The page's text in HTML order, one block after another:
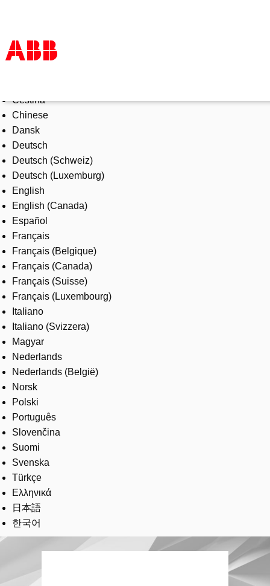
Products & Solutions
Industries
Services
About us
Where to buy
Contact us
Careers
Čeština
Chinese
Dansk
Deutsch
Deutsch (Schweiz)
Deutsch (Luxemburg)
English
English (Canada)
Español
Français
Français (Belgique)
Français (Canada)
Français (Suisse)
Français (Luxembourg)
Italiano
Italiano (Svizzera)
Magyar
Nederlands
Nederlands (België)
Norsk
Polski
Português
Slovenčina
Suomi
Svenska
Türkçe
Ελληνικά
日本語
한국어